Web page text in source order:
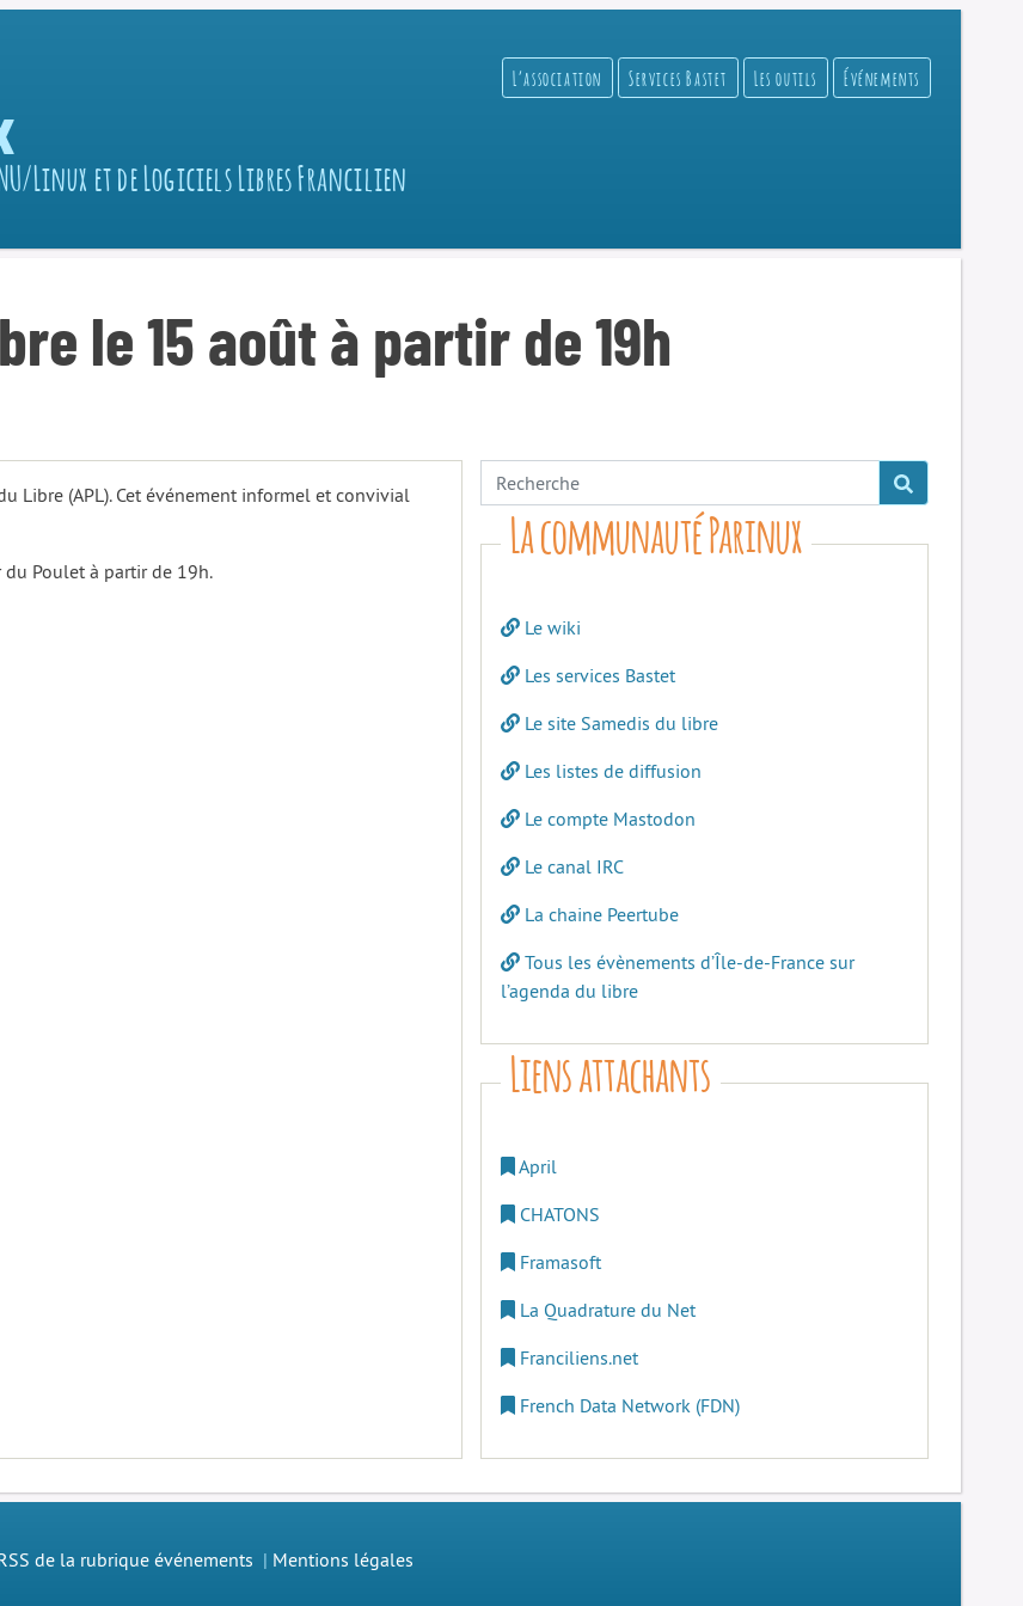
Linux et de Logiciels Libres Francilien
L’association Services Bastet Les outils Événements
le 15 août à partir de 19h
Libre (APL). Cet événement informel et convivial
Poulet à partir de 19h.
La communauté Parinux
Le wiki
Les services Bastet
Le site Samedis du libre
Les listes de diffusion
Le compte Mastodon
Le canal IRC
La chaine Peertube
Tous les évènements d’Île-de-France sur
l’agenda du libre
Liens attachants
April
CHATONS
Framasoft
La Quadrature du Net
Franciliens.net
French Data Network (FDN)
de la rubrique événements | Mentions légales